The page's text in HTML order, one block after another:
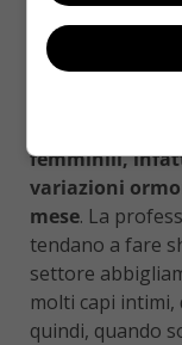
Lo studio
Research si
potenziale di
essere
femminili,
variazioni
mese. La
tendano a fare
settore
molti capi intimi,
quindi, quando